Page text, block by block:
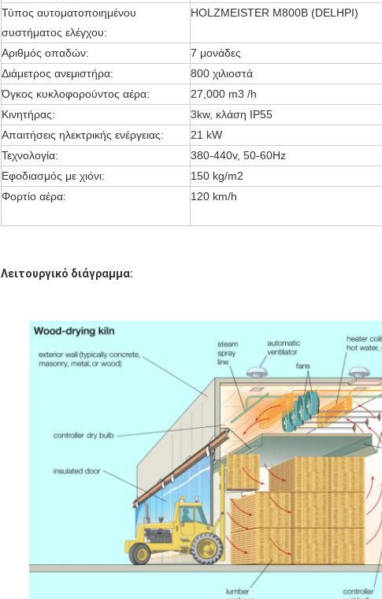
Τύπος αυτοματοποιημένου
συστήματος ελέγχου:
HOLZMEISTER M800B (DELHPI)
Αριθμός οπαδών:
7 μονάδες
Διάμετρος ανεμιστήρα:
800 χιλιοστά
Όγκος κυκλοφορούντος αέρα:
27,000 m3 /h
Κινητήρας:
3kw, κλάση IP55
Απαιτήσεις ηλεκτρικής ενέργειας:
21 kW
Τεχνολογία:
380-440v, 50-60Hz
Εφοδιασμός με χιόνι:
150 kg/m2
Φορτίο αέρα:
120 km/h
Λειτουργικό διάγραμμα: